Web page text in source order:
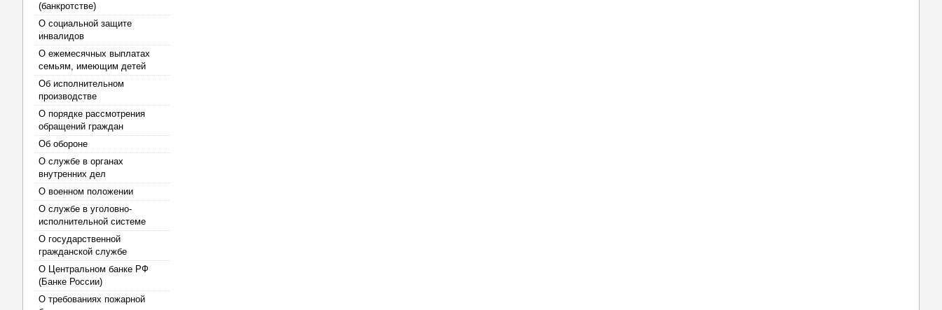
(банкротстве)
О социальной защите
инвалидов
О ежемесячных выплатах
семьям, имеющим детей
Об исполнительном
производстве
О порядке рассмотрения
обращений граждан
Об обороне
О службе в органах
внутренних дел
О военном положении
О службе в уголовно-
исполнительной системе
О государственной
гражданской службе
О Центральном банке РФ
(Банке России)
О требованиях пожарной